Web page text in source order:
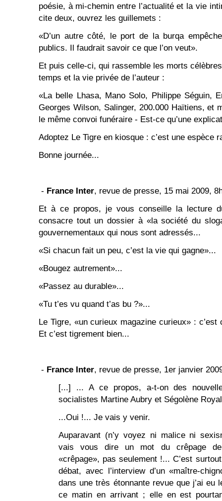
poésie, à mi-chemin entre l’actualité et la vie
cite deux, ouvrez les guillemets :
«D’un autre côté, le port de la burqa
publics. Il faudrait savoir ce que l’on veut».
Et puis celle-ci, qui rassemble les morts
temps et la vie privée de l’auteur :
«La belle Lhasa, Mano Solo, Philippe Séguin,
Georges Wilson, Salinger, 200.000 Haïtiens, et
le même convoi funéraire - Est-ce qu’une
Adoptez Le Tigre en kiosque : c’est une espèce
Bonne journée...
- France Inter, revue de presse, 15 mai 2009,
Et à ce propos, je vous conseille la lecture
consacre tout un dossier à «la société du
gouvernementaux qui nous sont adressés...
«Si chacun fait un peu, c’est la vie qui gagne»...
«Bougez autrement»...
«Passez au durable»...
«Tu t’es vu quand t’as bu ?»...
Le Tigre, «un curieux magazine curieux» : c’est
Et c’est tigrement bien...
- France Inter, revue de presse, 1er janvier
[...] ... A ce propos, a-t-on des
socialistes Martine Aubry et Ségolène
...Oui !... Je vais y venir.
Auparavant (n’y voyez ni malice ni
vais vous dire un mot du crêpage
«crêpage», pas seulement !... C’est
débat, avec l’interview d’un «maître-
dans une très étonnante revue que j’ai eu
ce matin en arrivant ; elle en est